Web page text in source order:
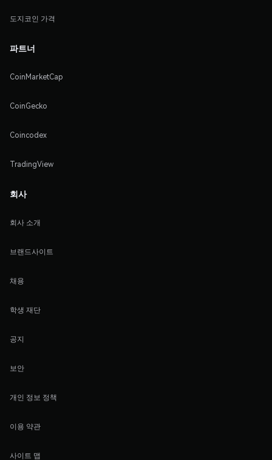
도지코인 가격
파트너
CoinMarketCap
CoinGecko
Coincodex
TradingView
회사
회사 소개
브랜드사이트
채용
학생 재단
공지
보안
개인 정보 정책
이용 약관
사이트 맵